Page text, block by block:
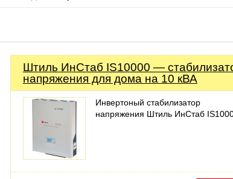
Штиль ИнСтаб IS10000 —
напряжения для дома на 10 кВА
Инвертоный стабилизатор
напряжения Штиль ИнСтаб